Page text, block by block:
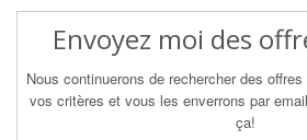
Envoyez moi des
Nous continuerons de rechercher des
vos critères et vous les enverrons par
ça!